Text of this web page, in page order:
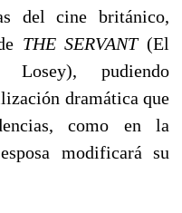
del cine británico,
THE SERVANT (El
Losey), pudiendo
dramática que
como en la
modificará su